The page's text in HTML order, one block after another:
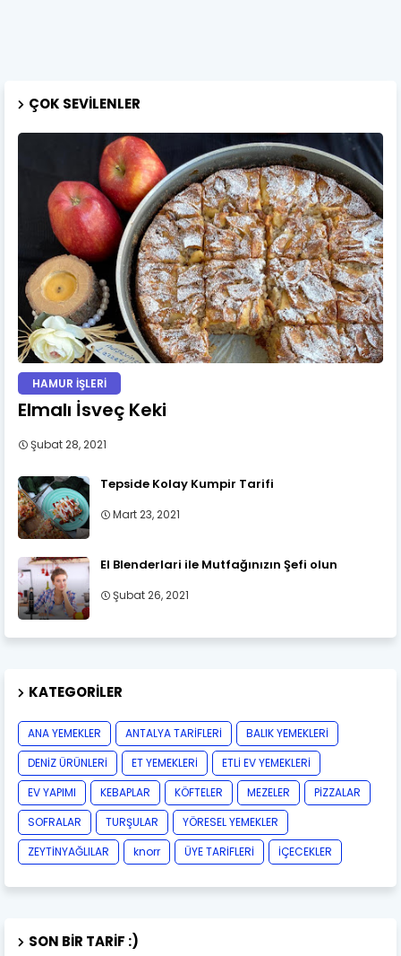
ÇOK SEVILENLER
HAMUR İŞLERİ
Elmalı İsveç Keki
Şubat 28, 2021
Tepside Kolay Kumpir Tarifi
Mart 23, 2021
El Blenderlari ile Mutfağınızın Şefi olun
Şubat 26, 2021
KATEGORILER
ANA YEMEKLER ANTALYA TARİFLERİ
BALIK YEMEKLERİ
DENİZ ÜRÜNLERİ
ET YEMEKLERİ
ETLİ EV YEMEKLERİ
EV YAPIMI
KEBAPLAR KÖFTELER MEZELER
PİZZALAR
SOFRALAR
TURŞULAR
YÖRESEL YEMEKLER
ZEYTİNYAĞLILAR
knorr ÜYE TARİFLERİ İÇECEKLER
SON BIR TARIF :)